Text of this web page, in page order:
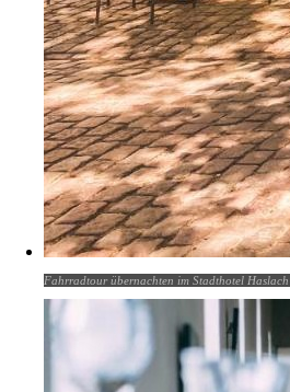
Fahrradtour übernachten im Stadthotel